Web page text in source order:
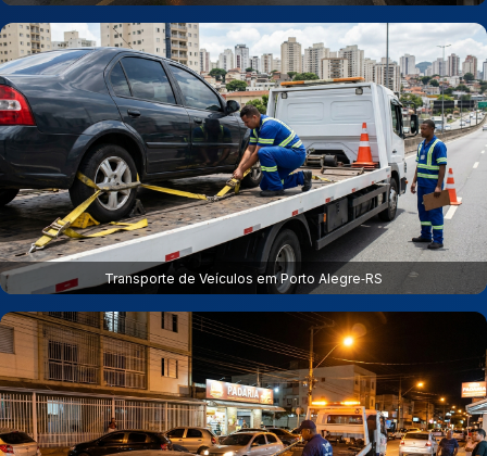
Transporte de Veículos em Porto Alegre‑RS